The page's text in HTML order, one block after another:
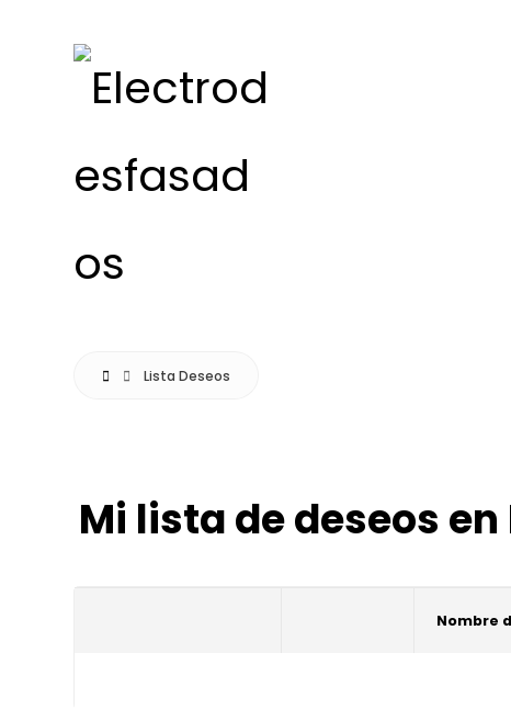
Lista Deseos
Mi lista de deseos
Nombre